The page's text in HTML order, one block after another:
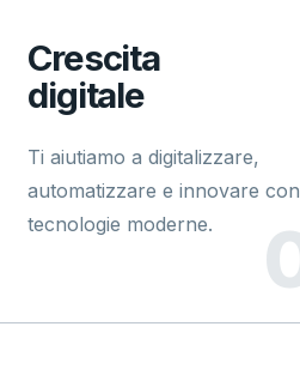
Crescita
digitale
Ti aiutiamo a digitalizzare,
automatizzare e innovare con
tecnologie moderne.